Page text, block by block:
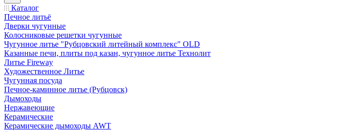
Каталог
Печное литьё
Дверки чугунные
Колосниковые решетки чугунные
Чугунное литье "Рубцовский литейный комплекс" OLD
Казанные печи, плиты под казан, чугунное литье Технолит
Литье Fireway
Художественное Литье
Чугунная посуда
Печное-каминное литье (Рубцовск)
Дымоходы
Нержавеющие
Керамические
Керамические дымоходы AWT